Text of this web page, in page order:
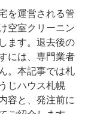
を運営される管
空室クリーニン
ます。退去後の
には、専門業者
。本記事では札
じハウス札幌
容と、発注前に